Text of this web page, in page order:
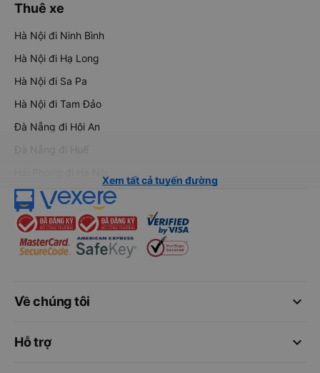
Thuê xe
Hà Nội đi Ninh Bình
Hà Nội đi Hạ Long
Hà Nội đi Sa Pa
Hà Nội đi Tam Đảo
Đà Nẵng đi Hội An
Đà Nẵng đi Huế
Xem tất cả tuyến đường
keyboard_arrow_down
Về chúng tôi
keyboard_arrow_down
Hỗ trợ